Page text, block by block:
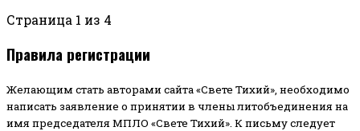
Страница 1 из 4
Правила регистрации
Желающим стать авторами сайта «Свете Тихий», необходимо
написать заявление о принятии в члены литобъединения на
имя председателя МПЛО «Свете Тихий». К письму следует